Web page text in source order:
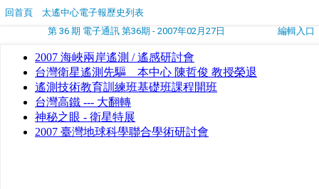
回首頁
太遙中心電子報歷史列表
第 36 期 電子通訊 第36期 - 2007年02月27日
編輯入口